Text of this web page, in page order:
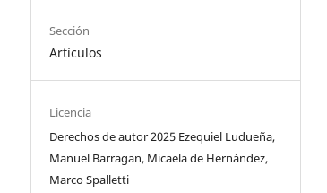
Sección
Artículos
Licencia
Derechos de autor 2025 Ezequiel Ludueña,
Manuel Barragan, Micaela de Hernández,
Marco Spalletti